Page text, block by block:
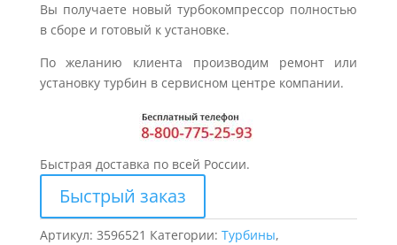
Вы получаете новый турбокомпрессор полностью
в сборе и готовый к установке.
По желанию клиента производим ремонт или
установку турбин в сервисном центре компании.
Быстрая доставка по всей России.
Быстрый заказ
Артикул: 3596521 Категории: Турбины,